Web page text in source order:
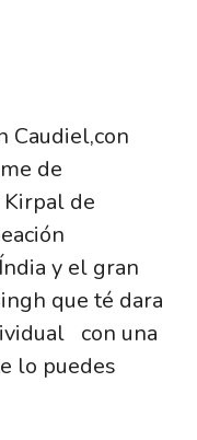
Caudiel,con
de
de
y el gran
que té dara
con una
lo puedes